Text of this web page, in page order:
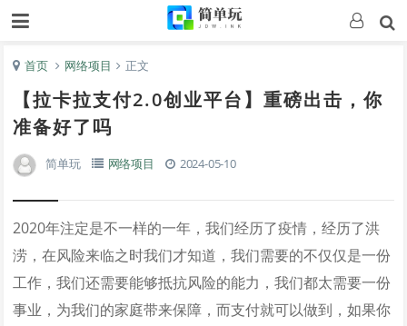
首页 网络项目 正文
【拉卡拉支付2.0创业平台】重磅出击，你
准备好了吗
简单玩 网络项目 2024-05-10
2020年注定是不一样的一年，我们经历了疫情，经历了洪
涝，在风险来临之时我们才知道，我们需要的不仅仅是一份
工作，我们还需要能够抵抗风险的能力，我们都太需要一份
事业，为我们的家庭带来保障，而支付就可以做到，如果你